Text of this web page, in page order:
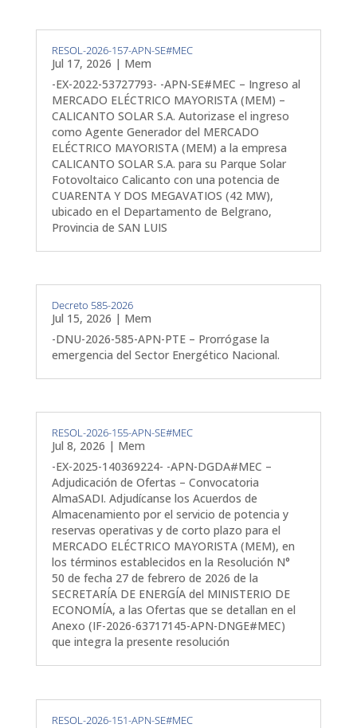
RESOL-2026-157-APN-SE#MEC
Jul 17, 2026 | Mem
-EX-2022-53727793- -APN-SE#MEC – Ingreso al
MERCADO ELÉCTRICO MAYORISTA (MEM) –
CALICANTO SOLAR S.A. Autorizase el ingreso
como Agente Generador del MERCADO
ELÉCTRICO MAYORISTA (MEM) a la empresa
CALICANTO SOLAR S.A. para su Parque Solar
Fotovoltaico Calicanto con una potencia de
CUARENTA Y DOS MEGAVATIOS (42 MW),
ubicado en el Departamento de Belgrano,
Provincia de SAN LUIS
Decreto 585-2026
Jul 15, 2026 | Mem
-DNU-2026-585-APN-PTE – Prorrógase la
emergencia del Sector Energético Nacional.
RESOL-2026-155-APN-SE#MEC
Jul 8, 2026 | Mem
-EX-2025-140369224- -APN-DGDA#MEC –
Adjudicación de Ofertas – Convocatoria
AlmaSADI. Adjudícanse los Acuerdos de
Almacenamiento por el servicio de potencia y
reservas operativas y de corto plazo para el
MERCADO ELÉCTRICO MAYORISTA (MEM), en
los términos establecidos en la Resolución N°
50 de fecha 27 de febrero de 2026 de la
SECRETARÍA DE ENERGÍA del MINISTERIO DE
ECONOMÍA, a las Ofertas que se detallan en el
Anexo (IF-2026-63717145-APN-DNGE#MEC)
que integra la presente resolución
RESOL-2026-151-APN-SE#MEC